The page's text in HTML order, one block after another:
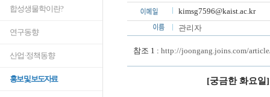
합성생물학이란?
연구동향
산업·정책동향
홍보 및 보도자료
kimsg7596@kaist.ac.kr
관리자
참조 1 : http://joongang.joins.com/
[궁금한 화요